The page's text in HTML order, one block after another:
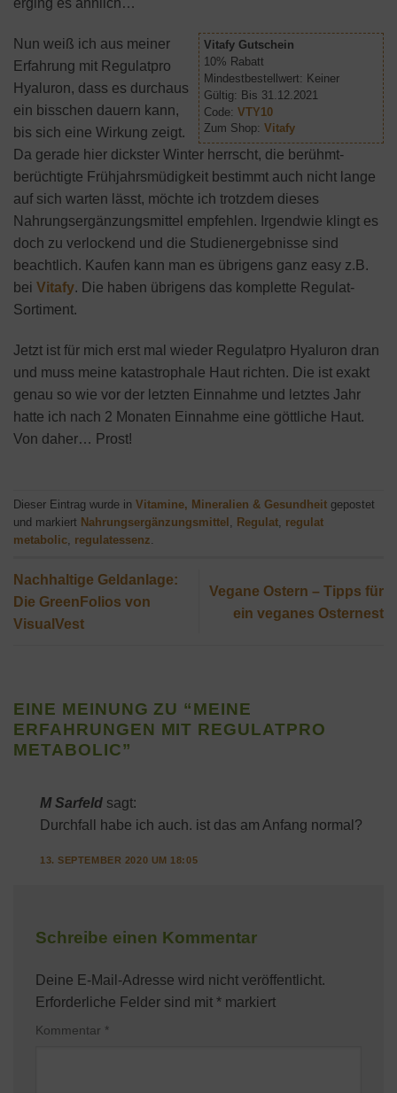
erging es ähnlich…
Vitafy Gutschein
10% Rabatt
Mindestbestellwert: Keiner
Gültig: Bis 31.12.2021
Code: VTY10
Zum Shop: Vitafy
Nun weiß ich aus meiner
Erfahrung mit Regulatpro
Hyaluron, dass es durchaus
ein bisschen dauern kann,
bis sich eine Wirkung zeigt.
Da gerade hier dickster Winter herrscht, die berühmt-
berüchtigte Frühjahrsmüdigkeit bestimmt auch nicht lange
auf sich warten lässt, möchte ich trotzdem dieses
Nahrungsergänzungsmittel empfehlen. Irgendwie klingt es
doch zu verlockend und die Studienergebnisse sind
beachtlich. Kaufen kann man es übrigens ganz easy z.B.
bei Vitafy. Die haben übrigens das komplette Regulat-
Sortiment.
Jetzt ist für mich erst mal wieder Regulatpro Hyaluron dran
und muss meine katastrophale Haut richten. Die ist exakt
genau so wie vor der letzten Einnahme und letztes Jahr
hatte ich nach 2 Monaten Einnahme eine göttliche Haut.
Von daher… Prost!
Dieser Eintrag wurde in Vitamine, Mineralien & Gesundheit gepostet
und markiert Nahrungsergänzungsmittel , Regulat, regulat
metabolic, regulatessenz.
Nachhaltige Geldanlage:
Die GreenFolios von
VisualVest
Vegane Ostern – Tipps für
ein veganes Osternest
EINE MEINUNG ZU “MEINE
ERFAHRUNGEN MIT REGULATPRO
METABOLIC”
M Sarfeld sagt:
Durchfall habe ich auch. ist das am Anfang normal?
13. SEPTEMBER 2020 UM 18:05
Schreibe einen Kommentar
Deine E-Mail-Adresse wird nicht veröffentlicht.
Erforderliche Felder sind mit * markiert
Kommentar *